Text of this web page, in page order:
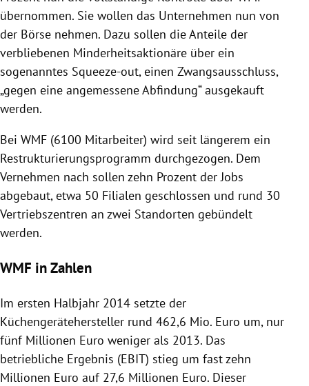
übernommen. Sie wollen das Unternehmen nun von
der Börse nehmen. Dazu sollen die Anteile der
verbliebenen Minderheitsaktionäre über ein
sogenanntes Squeeze-out, einen Zwangsausschluss,
„gegen eine angemessene Abfindung“ ausgekauft
werden.
Bei WMF (6100 Mitarbeiter) wird seit längerem ein
Restrukturierungsprogramm durchgezogen. Dem
Vernehmen nach sollen zehn Prozent der Jobs
abgebaut, etwa 50 Filialen geschlossen und rund 30
Vertriebszentren an zwei Standorten gebündelt
werden.
WMF in Zahlen
Im ersten Halbjahr 2014 setzte der
Küchengerätehersteller rund 462,6 Mio. Euro um, nur
fünf Millionen Euro weniger als 2013. Das
betriebliche Ergebnis (EBIT) stieg um fast zehn
Millionen Euro auf 27,6 Millionen Euro. Dieser